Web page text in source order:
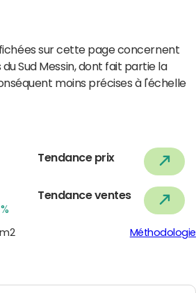
sur cette page concernent
Sud Messin, dont fait partie la
moins précises à l'échelle
Tendance prix
Tendance ventes
Méthodologie